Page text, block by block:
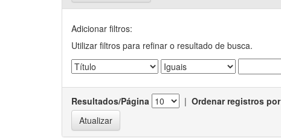
Adicionar filtros:
Utilizar filtros para refinar o resultado de busca.
Resultados/Página | Ordenar registros por